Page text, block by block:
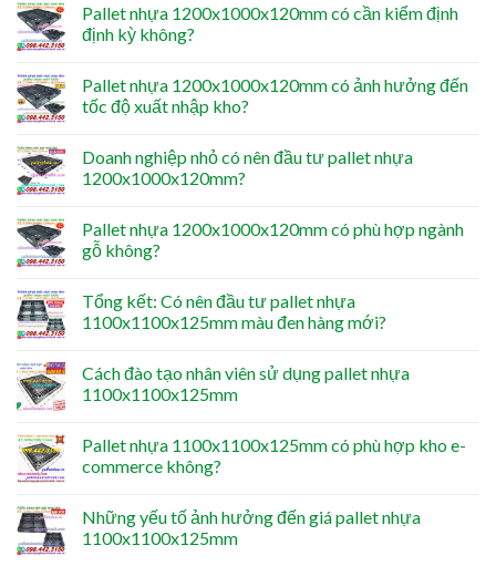
Pallet nhựa 1200x1000x120mm có cần kiểm định
định kỳ không?
Pallet nhựa 1200x1000x120mm có ảnh hưởng đến
tốc độ xuất nhập kho?
Doanh nghiệp nhỏ có nên đầu tư pallet nhựa
1200x1000x120mm?
Pallet nhựa 1200x1000x120mm có phù hợp ngành
gỗ không?
Tổng kết: Có nên đầu tư pallet nhựa
1100x1100x125mm màu đen hàng mới?
Cách đào tạo nhân viên sử dụng pallet nhựa
1100x1100x125mm
Pallet nhựa 1100x1100x125mm có phù hợp kho e-
commerce không?
Những yếu tố ảnh hưởng đến giá pallet nhựa
1100x1100x125mm